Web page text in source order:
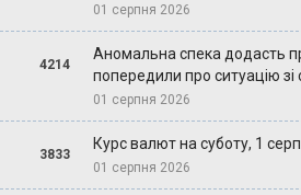
01 серпня 2026
4214
Аномальна спека додасть
попередили про ситуацію зі
01 серпня 2026
3833
Курс валют на суботу, 1
01 серпня 2026